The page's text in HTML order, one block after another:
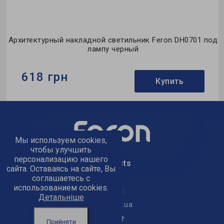
Архитектурный накладной светильник Feron DH0701 под
лампу черный
618 грн Купить
Тип светильника:накладной
Тип источника света:Под лампу
text_kontacts
text_golov_ofis
office@feron.ua
Мы используем cookies,
чтобы улучшить
персонализацию нашего
сайта. Оставаясь на сайте, Вы
соглашаетесь с
использованием cookies.
Детальніше
Прийняти